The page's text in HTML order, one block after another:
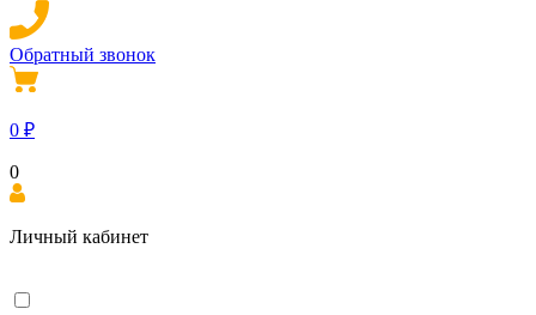
Обратный звонок
0 ₽
0
Личный кабинет